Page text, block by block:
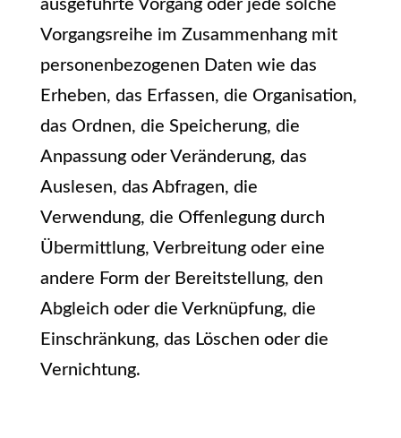
ausgeführte Vorgang oder jede solche
Vorgangsreihe im Zusammenhang mit
personenbezogenen Daten wie das
Erheben, das Erfassen, die Organisation,
das Ordnen, die Speicherung, die
Anpassung oder Veränderung, das
Auslesen, das Abfragen, die
Verwendung, die Offenlegung durch
Übermittlung, Verbreitung oder eine
andere Form der Bereitstellung, den
Abgleich oder die Verknüpfung, die
Einschränkung, das Löschen oder die
Vernichtung.